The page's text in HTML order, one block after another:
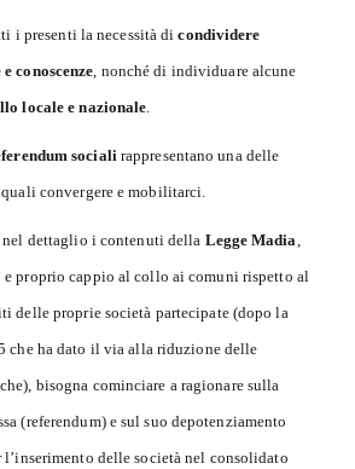
i presenti la necessità dicondividere
conoscenze, nonché di individuare alcune
locale e nazionale.
socialirappresentano una delle
convergere e mobilitarci.
nel dettaglio i contenuti della Legge Madia,
e proprio cappio al collo ai comuni rispetto al
delle proprie società partecipate (dopo la
che ha dato il via alla riduzione delle
bisogna cominciare a ragionare sulla
(referendum) e sul suo depotenziamento
l’inserimento delle società nel consolidato